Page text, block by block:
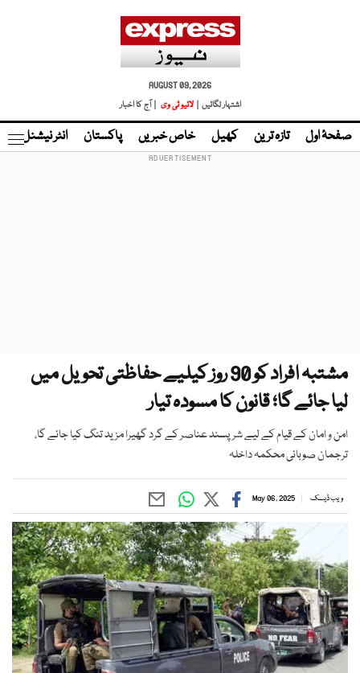
AUGUST 09, 2026
اشتہار لگائیں |
لائیو ٹی وی | آج کا اخبار
صفحۂ اول تازہ ترین کھیل خاص خبریں پاکستان انٹر نیشنل
مشتبہ افراد کو 90 روز کیلیے حفاظتی تحویل میں
لیا جائے گا؛ قانون کا مسودہ تیار
امن و امان کے قیام کے لیے شرپسند عناصر کے گرد گھیرا مزید تنگ کیا جائے گا،
ترجمان صوبائی محکمہ داخلہ
ویب ڈیسک May 06, 2025